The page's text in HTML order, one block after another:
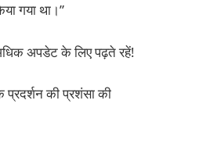
गया था।”
अपडेट के लिए पढ़ते रहें!
की प्रशंसा की